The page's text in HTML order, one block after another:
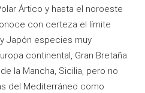
Ártico y hasta el noroeste
con certeza el límite
Japón especies muy
continental, Gran Bretaña
la Mancha, Sicilia, pero no
del Mediterráneo como